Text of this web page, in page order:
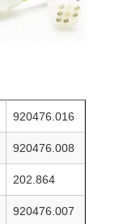
920476.016
920476.008
202.864
920476.007